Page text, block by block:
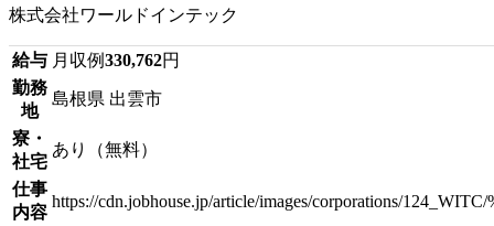
株式会社ワールドインテック
給与 月収例330,762円
勤務
地
島根県 出雲市
寮・
社宅
あり（無料）
仕事
内容
https://cdn.jobhouse.jp/article/images/corporations/